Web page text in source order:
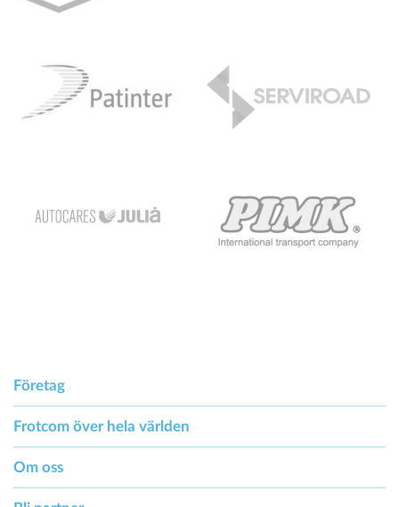
Företag
Frotcom över hela världen
Om oss